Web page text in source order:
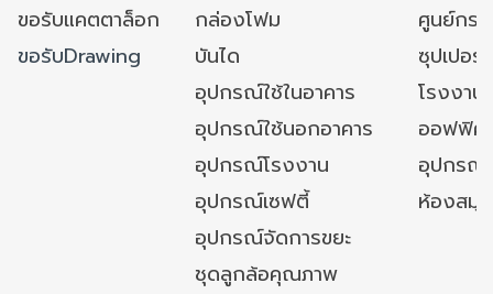
ขอรับแคตตาล็อก
กล่องโฟม
ศูนย์กร
ขอรับDrawing
บันได
ซุปเปอ
อุปกรณ์ใช้ในอาคาร
โรงงา
อุปกรณ์ใช้นอกอาคาร
ออฟฟิศ/
อุปกรณ์โรงงาน
อุปกรณ์
อุปกรณ์เซฟตี้
ห้องสมุ
อุปกรณ์จัดการขยะ
ชุดลูกล้อคุณภาพ